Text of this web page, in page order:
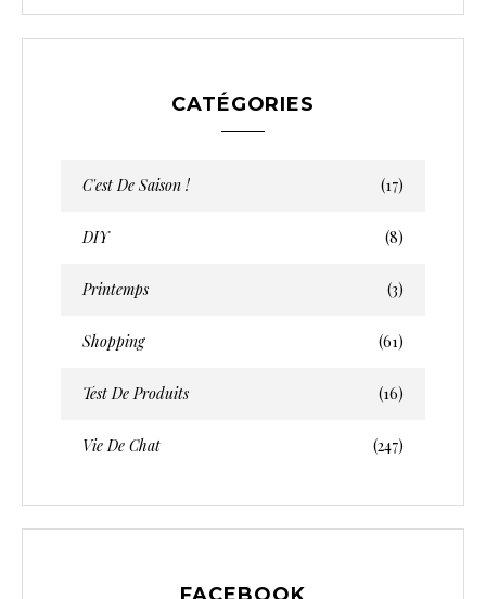
CATÉGORIES
C'est De Saison ! (17)
DIY (8)
Printemps (3)
Shopping (61)
Test De Produits (16)
Vie De Chat (247)